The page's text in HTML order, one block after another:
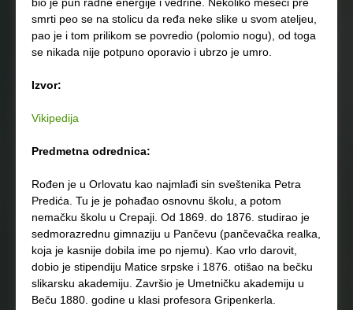
smrti peo se na stolicu da ređa neke slike u svom ateljeu,
pao je i tom prilikom se povredio (polomio nogu), od toga
se nikada nije potpuno oporavio i ubrzo je umro.
Izvor:
Vikipedija
Predmetna odrednica:
Rođen je u Orlovatu kao najmlađi sin sveštenika Petra
Predića. Tu je je pohađao osnovnu školu, a potom
nemačku školu u Crepaji. Od 1869. do 1876. studirao je
sedmorazrednu gimnaziju u Pančevu (pančevačka realka,
koja je kasnije dobila ime po njemu). Kao vrlo darovit,
dobio je stipendiju Matice srpske i 1876. otišao na bečku
slikarsku akademiju. Završio je Umetničku akademiju u
Beču 1880. godine u klasi profesora Gripenkerla.